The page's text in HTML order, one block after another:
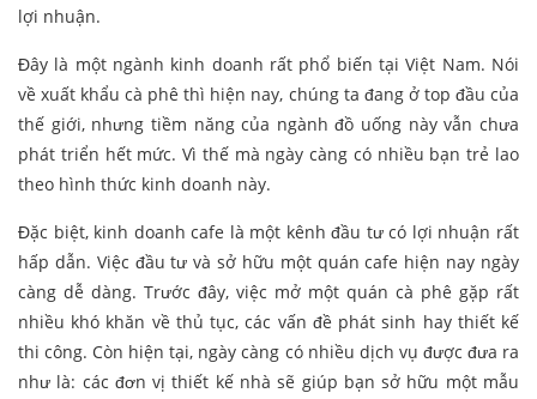
lợi nhuận.
Đây là một ngành kinh doanh rất phổ biến tại Việt Nam. Nói
về xuất khẩu cà phê thì hiện nay, chúng ta đang ở top đầu của
thế giới, nhưng tiềm năng của ngành đồ uống này vẫn chưa
phát triển hết mức. Vì thế mà ngày càng có nhiều bạn trẻ lao
theo hình thức kinh doanh này.
Đặc biệt, kinh doanh cafe là một kênh đầu tư có lợi nhuận rất
hấp dẫn. Việc đầu tư và sở hữu một quán cafe hiện nay ngày
càng dễ dàng. Trước đây, việc mở một quán cà phê gặp rất
nhiều khó khăn về thủ tục, các vấn đề phát sinh hay thiết kế
thi công. Còn hiện tại, ngày càng có nhiều dịch vụ được đưa ra
như là: các đơn vị thiết kế nhà sẽ giúp bạn sở hữu một mẫu